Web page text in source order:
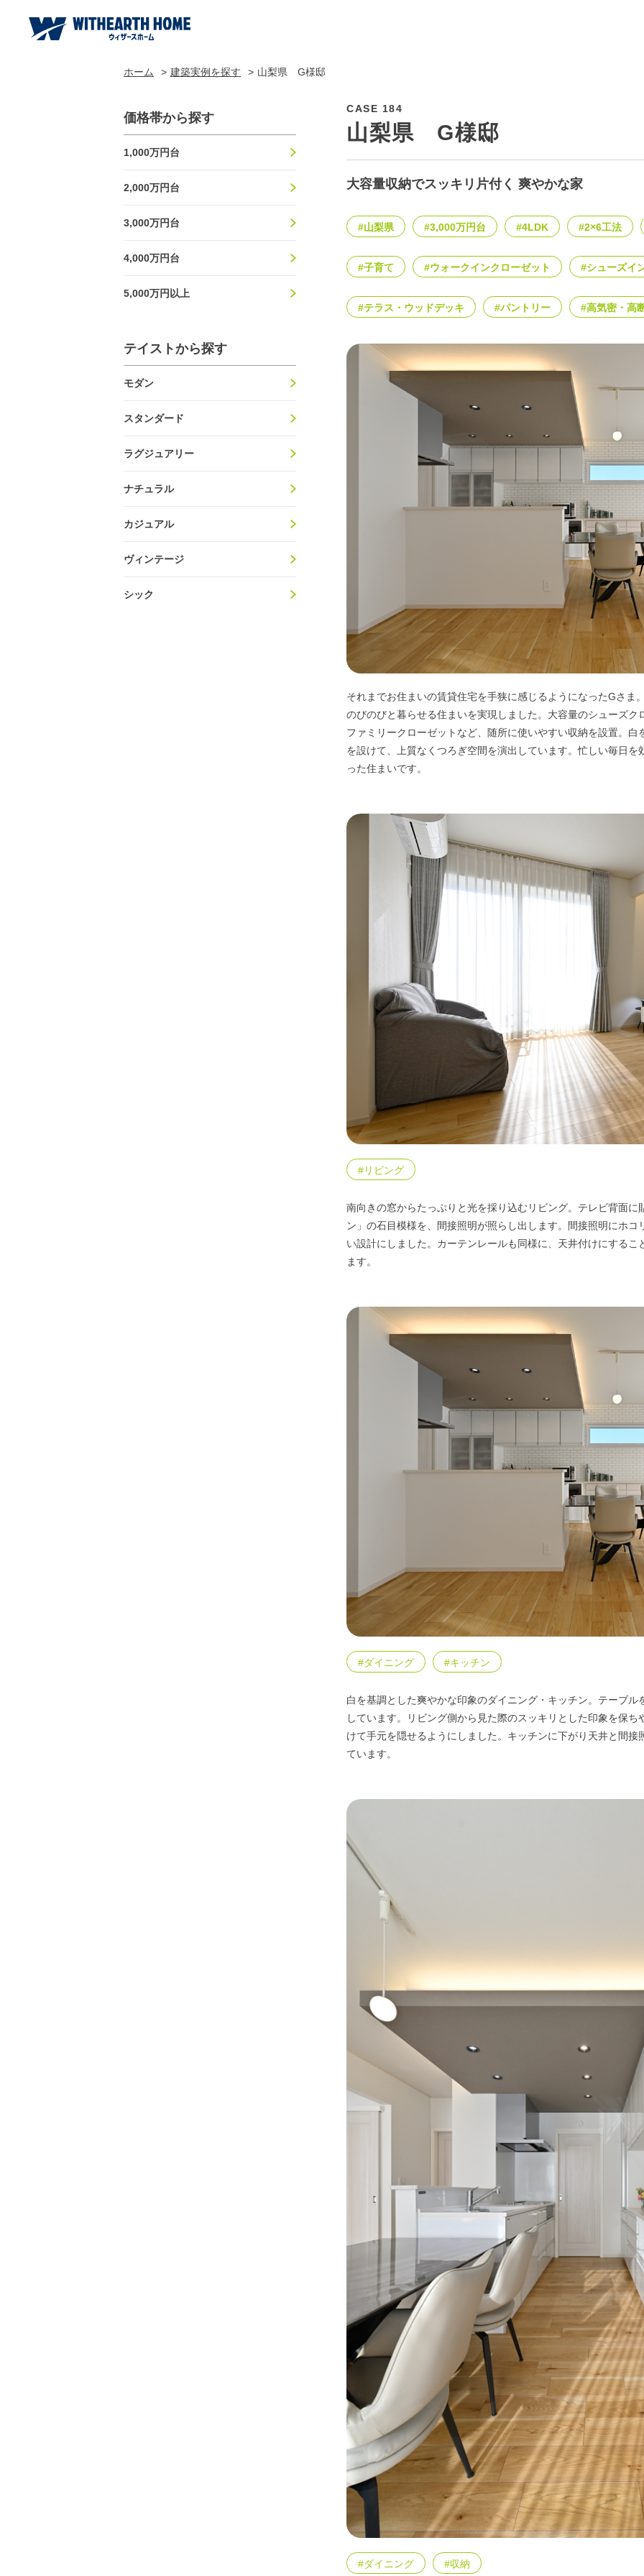
WITHEARTH HOME の BEST
エリア限定商品
ホーム 建築実例を探す 山梨県 G様邸
CASE 184
山梨県 G様邸
大容量収納でスッキリ片付く 爽やかな家
#山梨県 #3,000万円台 #4LDK #2×6工法
#子育て #ウォークインクローゼット #シューズイ
#テラス・ウッドデッキ #パントリー #高気密・高
それまでお住まいの賃貸住宅を手狭に感じるようになったGさま
のびのびと暮らせる住まいを実現しました。大容量のシューズ
ファミリークローゼットなど、随所に使いやすい収納を設置。
を設けて、上質なくつろぎ空間を演出しています。忙しい毎日
った住まいです。
#リビング
南向きの窓からたっぷりと光を採り込むリビング。テレビ背面
ン」の石目模様を、間接照明が照らし出します。間接照明にホ
い設計にしました。カーテンレールも同様に、天井付けにする
ます。
#ダイニング #キッチン
白を基調とした爽やかな印象のダイニング・キッチン。テーブ
しています。リビング側から見た際のスッキリとした印象を保
けて手元を隠せるようにしました。キッチンに下がり天井と間
ています。
#ダイニング #収納
価格帯から探す
1,000万円台
2,000万円台
3,000万円台
4,000万円台
5,000万円以上
テイストから探す
モダン
スタンダード
ラグジュアリー
ナチュラル
カジュアル
ヴィンテージ
シック